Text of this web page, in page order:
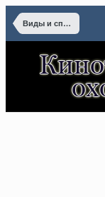
Виды и способы охоты